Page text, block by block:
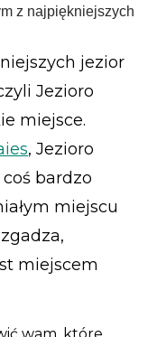
z najpiękniejszych
jezior
Jezioro
miejsce.
, Jezioro
bardzo
miejscu
miejscem